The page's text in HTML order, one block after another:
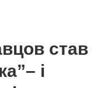
садівництво